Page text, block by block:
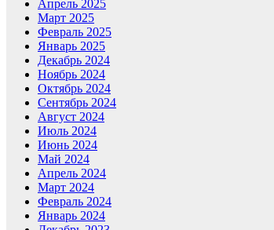
Апрель 2025
Март 2025
Февраль 2025
Январь 2025
Декабрь 2024
Ноябрь 2024
Октябрь 2024
Сентябрь 2024
Август 2024
Июль 2024
Июнь 2024
Май 2024
Апрель 2024
Март 2024
Февраль 2024
Январь 2024